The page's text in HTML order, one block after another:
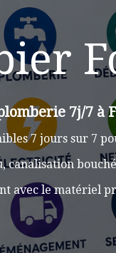
7j/7 à
7 jours sur 7
canalisation
avec le matériel